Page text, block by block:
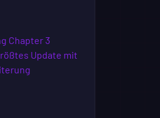
Chapter 3
Update mit